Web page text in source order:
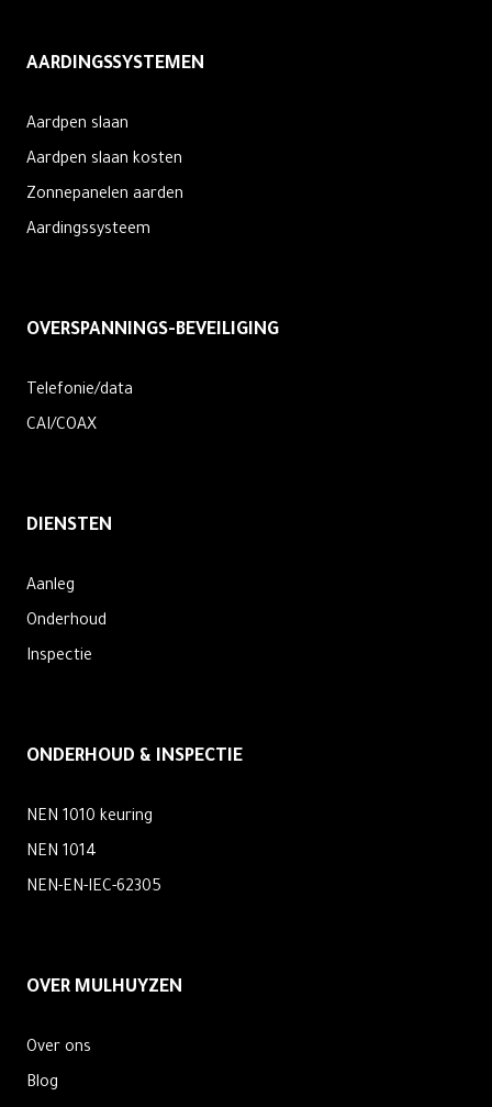
AARDINGSSYSTEMEN
Aardpen slaan
Aardpen slaan kosten
Zonnepanelen aarden
Aardingssysteem
OVERSPANNINGS-BEVEILIGING
Telefonie/data
CAI/COAX
DIENSTEN
Aanleg
Onderhoud
Inspectie
ONDERHOUD & INSPECTIE
NEN 1010 keuring
NEN 1014
NEN-EN-IEC-62305
OVER MULHUYZEN
Over ons
Blog